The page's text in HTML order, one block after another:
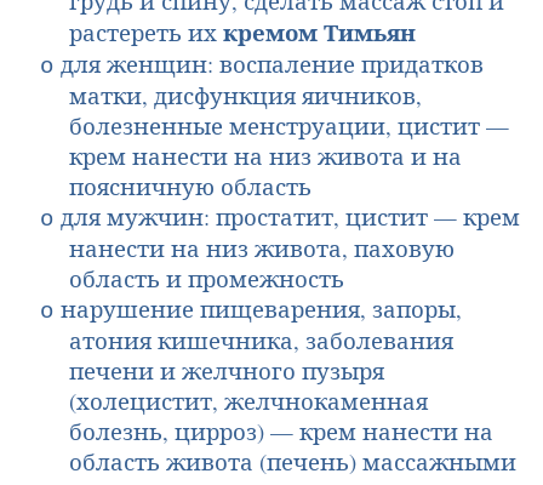
растереть их кремом Тимьян
o для женщин: воспаление придатков
матки, дисфункция яичников,
болезненные менструации, цистит —
крем нанести на низ живота и на
поясничную область
o для мужчин: простатит, цистит — крем
нанести на низ живота, паховую
область и промежность
o нарушение пищеварения, запоры,
атония кишечника, заболевания
печени и желч­ного пузыря
(холецистит, желчнокаменная
болезнь, цирроз) — крем нанести на
область живота (печень) массажными